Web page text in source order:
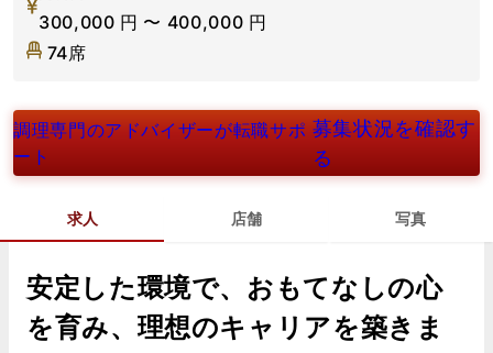
300,000 円 〜 400,000 円
74席
調理専門のアドバイザーが転職サポ
ート
募集状況を確認す
る
求人 店舗 写真
安定した環境で、おもてなしの心
を育み、理想のキャリアを築きま